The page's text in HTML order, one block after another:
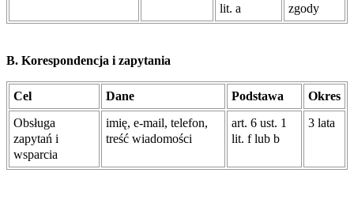
lit. a
zgody
B. Korespondencja i zapytania
Cel Dane Podstawa
Okres
Obsługa
zapytań i
wsparcia
imię, e-mail, telefon,
treść wiadomości
art. 6 ust. 1
lit. f lub b
3 lata